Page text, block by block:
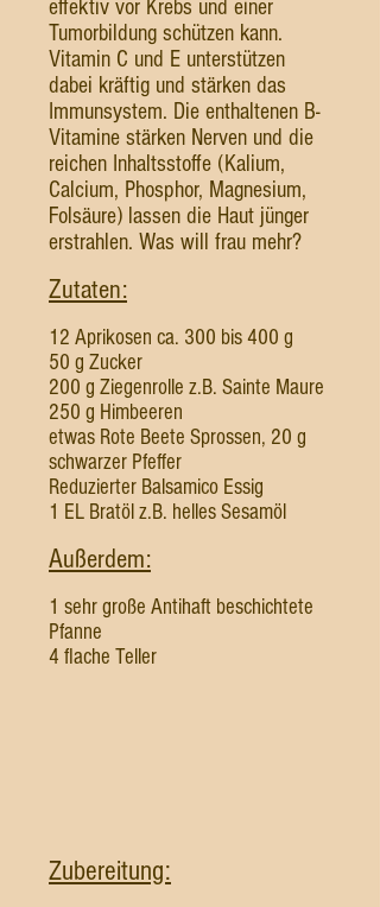
effektiv vor Krebs und einer
Tumorbildung schützen kann.
Vitamin C und E unterstützen
dabei kräftig und stärken das
Immunsystem. Die enthaltenen B-
Vitamine stärken Nerven und die
reichen Inhaltsstoffe (Kalium,
Calcium, Phosphor, Magnesium,
Folsäure) lassen die Haut jünger
erstrahlen. Was will frau mehr?
Zutaten:
​12 Aprikosen ca. 300 bis 400 g
​50 g Zucker
200 g Ziegenrolle z.B. Sainte Maure
250 g Himbeeren
etwas Rote Beete Sprossen, 20 g
schwarzer Pfeffer
Reduzierter Balsamico Essig
1 EL Bratöl z.B. helles Sesamöl
Außerdem:
1 sehr große Antihaft beschichtete
Pfanne
4 flache Teller
Zubereitung: